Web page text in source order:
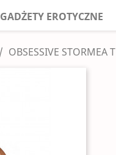
GADŻETY EROTYCZNE
OBSESSIVE STORMEA